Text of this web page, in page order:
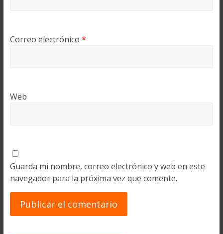
Correo electrónico *
Web
Guarda mi nombre, correo electrónico y web en este
navegador para la próxima vez que comente.